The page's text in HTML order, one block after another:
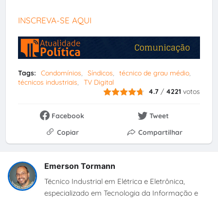
INSCREVA-SE AQUI
Tags: Condomínios Síndicos
técnico de grau médio
técnicos industriais
TV Digital
4.7 / 4221 votos
Facebook
Tweet
Copiar
Compartilhar
Emerson Tormann
Técnico Industrial em Elétrica e Eletrônica,
especializado em Tecnologia da Informação e